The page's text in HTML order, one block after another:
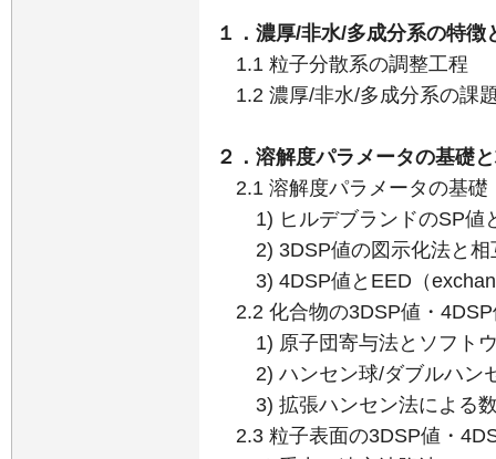
１．濃厚/非水/多成分系の特徴
1.1 粒子分散系の調整工程
1.2 濃厚/非水/多成分系の課
２．溶解度パラメータの基礎
2.1 溶解度パラメータの基礎
1) ヒルデブランドのSP値
2) 3DSP値の図示化法と相
3) 4DSP値とEED（
2.2 化合物の3DSP値・
1) 原子団寄与法とソフトウ
2) ハンセン球/ダブルハン
3) 拡張ハンセン法による
2.3 粒子表面の3DSP値・